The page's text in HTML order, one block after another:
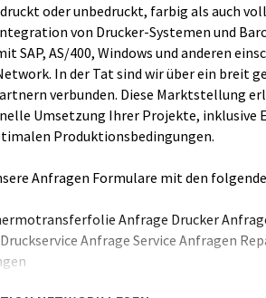
oder unbedruckt, farbig als auch
von Drucker-Systemen und
SAP, AS/400, Windows und anderen
In der Tat sind wir über ein breit
verbunden. Diese Marktstellung
Umsetzung Ihrer Projekte, inklusive
Produktionsbedingungen.
Anfragen Formulare mit den
Anfrage Drucker
Anfrage Service Anfragen